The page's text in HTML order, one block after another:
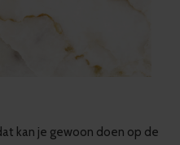
kan je gewoon doen op de